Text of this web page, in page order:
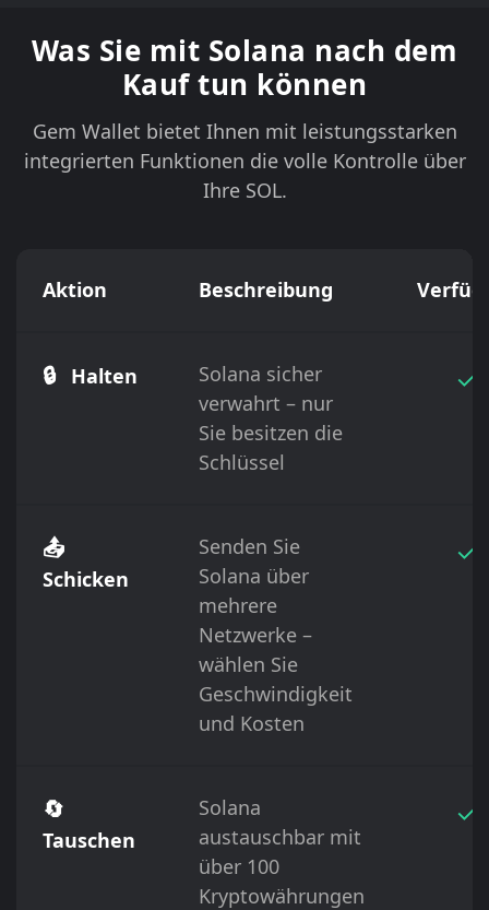
Was Sie mit Solana nach dem
Kauf tun können
Gem Wallet bietet Ihnen mit leistungsstarken
integrierten Funktionen die volle Kontrolle über
Ihre SOL.
Aktion Beschreibung
🔒 Halten
Solana sicher
verwahrt – nur
Sie besitzen die
Schlüssel
✓
📤
Schicken
Senden Sie
Solana über
mehrere
Netzwerke –
wählen Sie
Geschwindigkeit
und Kosten
✓
🔄
Tauschen
Solana
austauschbar mit
über 100
Kryptowährungen
✓